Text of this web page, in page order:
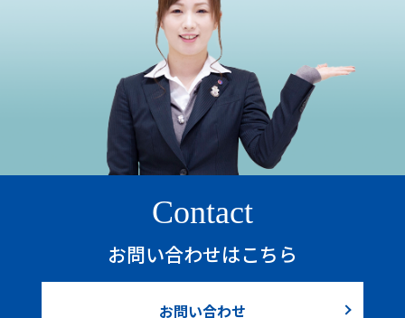
Contact
お問い合わせはこちら
お問い合わせ